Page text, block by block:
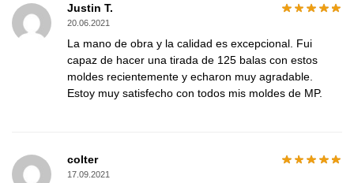
Justin T.
20.06.2021
La mano de obra y la calidad es excepcional. Fui
capaz de hacer una tirada de 125 balas con estos
moldes recientemente y echaron muy agradable.
Estoy muy satisfecho con todos mis moldes de MP.
colter
17.09.2021